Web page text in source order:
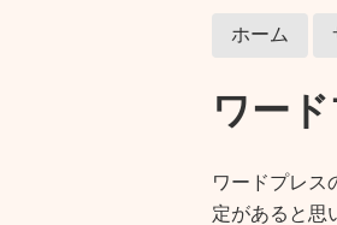
ホーム
ワー
ワードプレス
定があると思